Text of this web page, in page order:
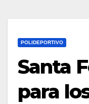
POLIDEPORTIVO
Santa
para